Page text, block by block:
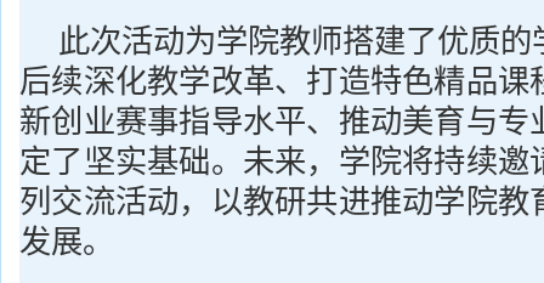
此次活动为学院教师搭建了优质
后续深化教学改革、打造特色精品课
新创业赛事指导水平、推动美育与专
定了坚实基础。未来，学院将持续邀
列交流活动，以教研共进推动学院教
发展。